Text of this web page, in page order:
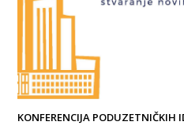
KONFERENCIJA PODUZETNIČKIH